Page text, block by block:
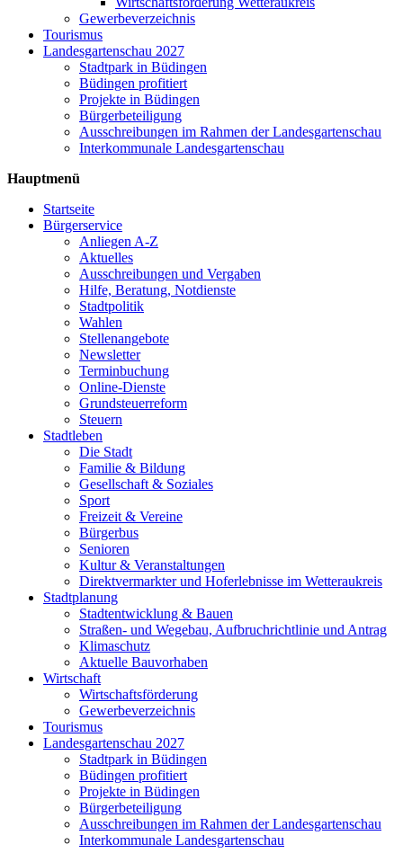
Gewerbeverzeichnis
Tourismus
Landesgartenschau 2027
Stadtpark in Büdingen
Büdingen profitiert
Projekte in Büdingen
Bürgerbeteiligung
Ausschreibungen im Rahmen der Landesgartenschau
Interkommunale Landesgartenschau
Hauptmenü
Startseite
Bürgerservice
Anliegen A-Z
Aktuelles
Ausschreibungen und Vergaben
Hilfe, Beratung, Notdienste
Stadtpolitik
Wahlen
Stellenangebote
Newsletter
Terminbuchung
Online-Dienste
Grundsteuerreform
Steuern
Stadtleben
Die Stadt
Familie & Bildung
Gesellschaft & Soziales
Sport
Freizeit & Vereine
Bürgerbus
Senioren
Kultur & Veranstaltungen
Direktvermarkter und Hoferlebnisse im Wetteraukreis
Stadtplanung
Stadtentwicklung & Bauen
Straßen- und Wegebau, Aufbruchrichtlinie und Antrag
Klimaschutz
Aktuelle Bauvorhaben
Wirtschaft
Wirtschaftsförderung
Gewerbeverzeichnis
Tourismus
Landesgartenschau 2027
Stadtpark in Büdingen
Büdingen profitiert
Projekte in Büdingen
Bürgerbeteiligung
Ausschreibungen im Rahmen der Landesgartenschau
Interkommunale Landesgartenschau